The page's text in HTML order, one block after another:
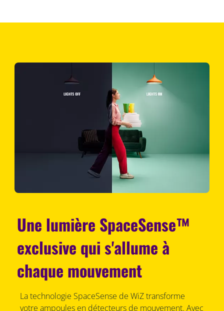
Une lumière SpaceSense™
exclusive qui s'allume à
chaque mouvement
La technologie SpaceSense de WiZ transforme
votre ampoules en détecteurs de mouvement. Avec